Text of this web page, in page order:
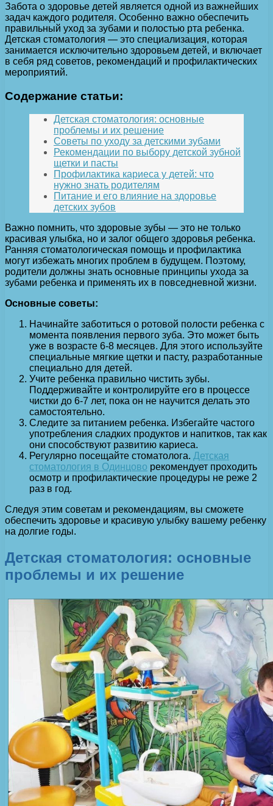
Забота о здоровье детей является одной из важнейших
задач каждого родителя. Особенно важно обеспечить
правильный уход за зубами и полостью рта ребенка.
Детская стоматология — это специализация, которая
занимается исключительно здоровьем детей, и включает
в себя ряд советов, рекомендаций и профилактических
мероприятий.
Содержание статьи:
Детская стоматология: основные
проблемы и их решение
Советы по уходу за детскими зубами
Рекомендации по выбору детской зубной
щетки и пасты
Профилактика кариеса у детей: что
нужно знать родителям
Питание и его влияние на здоровье
детских зубов
Важно помнить, что здоровые зубы — это не только
красивая улыбка, но и залог общего здоровья ребенка.
Ранняя стоматологическая помощь и профилактика
могут избежать многих проблем в будущем. Поэтому,
родители должны знать основные принципы ухода за
зубами ребенка и применять их в повседневной жизни.
Основные советы:
Начинайте заботиться о ротовой полости ребенка с
момента появления первого зуба. Это может быть
уже в возрасте 6-8 месяцев. Для этого используйте
специальные мягкие щетки и пасту, разработанные
специально для детей.
Учите ребенка правильно чистить зубы.
Поддерживайте и контролируйте его в процессе
чистки до 6-7 лет, пока он не научится делать это
самостоятельно.
Следите за питанием ребенка. Избегайте частого
употребления сладких продуктов и напитков, так как
они способствуют развитию кариеса.
Регулярно посещайте стоматолога. Детская
стоматология в Одинцово рекомендует проходить
осмотр и профилактические процедуры не реже 2
раз в год.
Следуя этим советам и рекомендациям, вы сможете
обеспечить здоровье и красивую улыбку вашему ребенку
на долгие годы.
Детская стоматология: основные
проблемы и их решение